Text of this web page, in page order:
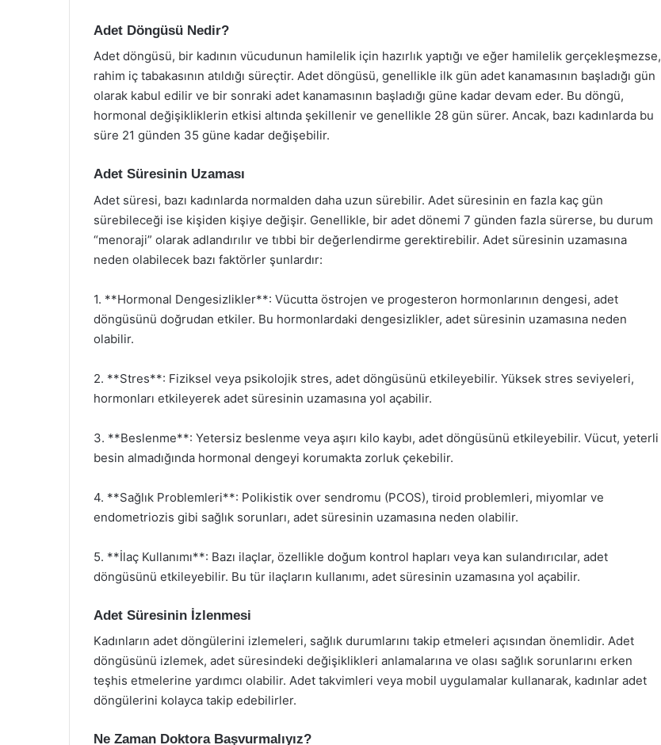
Adet Döngüsü Nedir?
Adet döngüsü, bir kadının vücudunun hamilelik için hazırlık yaptığı ve eğer hamilelik gerçekleşmezse,
rahim iç tabakasının atıldığı süreçtir. Adet döngüsü, genellikle ilk gün adet kanamasının başladığı gün
olarak kabul edilir ve bir sonraki adet kanamasının başladığı güne kadar devam eder. Bu döngü,
hormonal değişikliklerin etkisi altında şekillenir ve genellikle 28 gün sürer. Ancak, bazı kadınlarda bu
süre 21 günden 35 güne kadar değişebilir.
Adet Süresinin Uzaması
Adet süresi, bazı kadınlarda normalden daha uzun sürebilir. Adet süresinin en fazla kaç gün
sürebileceği ise kişiden kişiye değişir. Genellikle, bir adet dönemi 7 günden fazla sürerse, bu durum
“menoraji” olarak adlandırılır ve tıbbi bir değerlendirme gerektirebilir. Adet süresinin uzamasına
neden olabilecek bazı faktörler şunlardır:
1. **Hormonal Dengesizlikler**: Vücutta östrojen ve progesteron hormonlarının dengesi, adet
döngüsünü doğrudan etkiler. Bu hormonlardaki dengesizlikler, adet süresinin uzamasına neden
olabilir.
2. **Stres**: Fiziksel veya psikolojik stres, adet döngüsünü etkileyebilir. Yüksek stres seviyeleri,
hormonları etkileyerek adet süresinin uzamasına yol açabilir.
3. **Beslenme**: Yetersiz beslenme veya aşırı kilo kaybı, adet döngüsünü etkileyebilir. Vücut, yeterli
besin almadığında hormonal dengeyi korumakta zorluk çekebilir.
4. **Sağlık Problemleri**: Polikistik over sendromu (PCOS), tiroid problemleri, miyomlar ve
endometriozis gibi sağlık sorunları, adet süresinin uzamasına neden olabilir.
5. **İlaç Kullanımı**: Bazı ilaçlar, özellikle doğum kontrol hapları veya kan sulandırıcılar, adet
döngüsünü etkileyebilir. Bu tür ilaçların kullanımı, adet süresinin uzamasına yol açabilir.
Adet Süresinin İzlenmesi
Kadınların adet döngülerini izlemeleri, sağlık durumlarını takip etmeleri açısından önemlidir. Adet
döngüsünü izlemek, adet süresindeki değişiklikleri anlamalarına ve olası sağlık sorunlarını erken
teşhis etmelerine yardımcı olabilir. Adet takvimleri veya mobil uygulamalar kullanarak, kadınlar adet
döngülerini kolayca takip edebilirler.
Ne Zaman Doktora Başvurmalıyız?